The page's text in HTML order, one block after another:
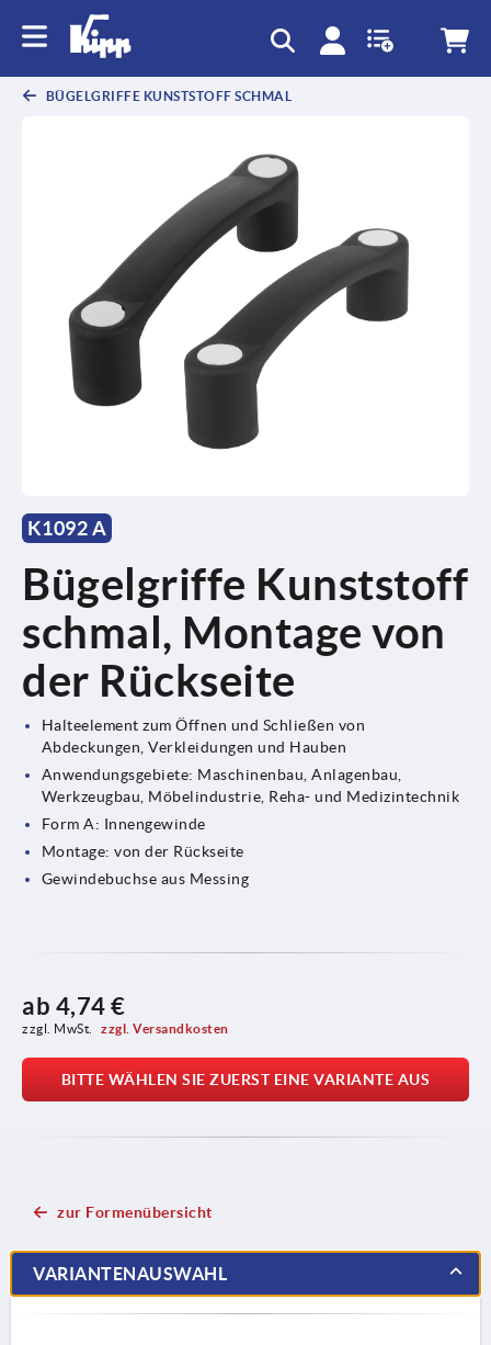
BÜGELGRIFFE KUNSTSTOFF SCHMAL
K1092 A
Bügelgriffe Kunststoff
schmal, Montage von
der Rückseite
Halteelement zum Öffnen und Schließen von
Abdeckungen, Verkleidungen und Hauben
Anwendungsgebiete: Maschinenbau, Anlagenbau,
Werkzeugbau, Möbelindustrie, Reha- und Medizintechnik
Form A: Innengewinde
Montage: von der Rückseite
Gewindebuchse aus Messing
ab 4,74 €
zzgl. MwSt. zzgl. Versandkosten
BITTE WÄHLEN SIE ZUERST EINE VARIANTE AUS
zur Formenübersicht
VARIANTENAUSWAHL